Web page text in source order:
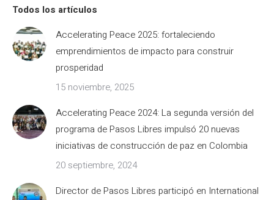
Todos los artículos
Accelerating Peace 2025: fortaleciendo
emprendimientos de impacto para construir
prosperidad
15 noviembre, 2025
Accelerating Peace 2024: La segunda versión del
programa de Pasos Libres impulsó 20 nuevas
iniciativas de construcción de paz en Colombia
20 septiembre, 2024
Director de Pasos Libres participó en International